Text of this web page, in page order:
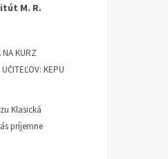
M. R.
NA KURZ
KEPU
Klasická
príjemne